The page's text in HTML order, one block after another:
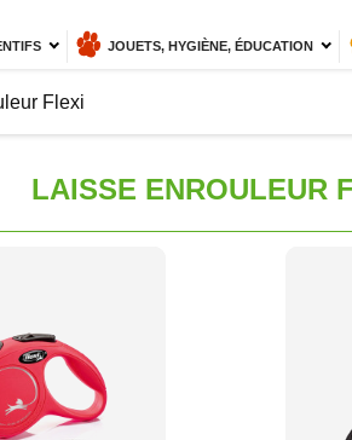
JOUETS, HYGIÈNE, ÉDUCATION
Flexi
LAISSE ENROULEUR